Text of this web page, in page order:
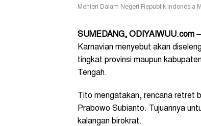
Menteri Dalam Negeri Republik Indonesia
SUMEDANG, ODIYAIWUU.com
Karnavian menyebut akan
tingkat provinsi maupun
Tengah.
Tito mengatakan, rencana retret
Prabowo Subianto. Tujuannya
kalangan birokrat.